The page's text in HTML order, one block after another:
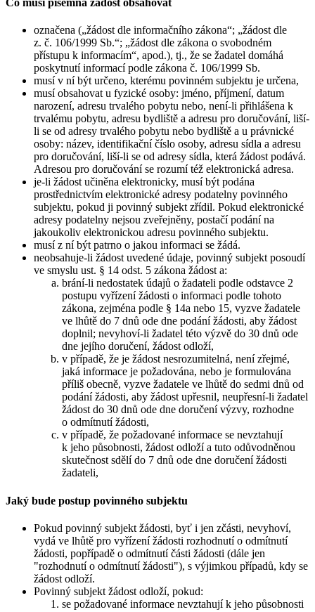
Co musí písemná žádost obsahovat
označena („žádost dle informačního zákona“; „žádost dle
z. č. 106/1999 Sb.“; „žádost dle zákona o svobodném
přístupu k informacím“, apod.), tj., že se žadatel domáhá
poskytnutí informací podle zákona č. 106/1999 Sb.
musí v ní být určeno, kterému povinném subjektu je určena,
musí obsahovat u fyzické osoby: jméno, příjmení, datum
narození, adresu trvalého pobytu nebo, není-li přihlášena k
trvalému pobytu, adresu bydliště a adresu pro doručování, liší-
li se od adresy trvalého pobytu nebo bydliště a u právnické
osoby: název, identifikační číslo osoby, adresu sídla a adresu
pro doručování, liší-li se od adresy sídla, která žádost podává.
Adresou pro doručování se rozumí též elektronická adresa.
je-li žádost učiněna elektronicky, musí být podána
prostřednictvím elektronické adresy podatelny povinného
subjektu, pokud ji povinný subjekt zřídil. Pokud elektronické
adresy podatelny nejsou zveřejněny, postačí podání na
jakoukoliv elektronickou adresu povinného subjektu.
musí z ní být patrno o jakou informaci se žádá.
neobsahuje-li žádost uvedené údaje, povinný subjekt posoudí
ve smyslu ust. § 14 odst. 5 zákona žádost a:
brání-li nedostatek údajů o žadateli podle odstavce 2
postupu vyřízení žádosti o informaci podle tohoto
zákona, zejména podle § 14a nebo 15, vyzve žadatele
ve lhůtě do 7 dnů ode dne podání žádosti, aby žádost
doplnil; nevyhoví-li žadatel této výzvě do 30 dnů ode
dne jejího doručení, žádost odloží,
v případě, že je žádost nesrozumitelná, není zřejmé,
jaká informace je požadována, nebo je formulována
příliš obecně, vyzve žadatele ve lhůtě do sedmi dnů od
podání žádosti, aby žádost upřesnil, neupřesní-li žadatel
žádost do 30 dnů ode dne doručení výzvy, rozhodne
o odmítnutí žádosti,
v případě, že požadované informace se nevztahují
k jeho působnosti, žádost odloží a tuto odůvodněnou
skutečnost sdělí do 7 dnů ode dne doručení žádosti
žadateli,
Jaký bude postup povinného subjektu
Pokud povinný subjekt žádosti, byť i jen zčásti, nevyhoví,
vydá ve lhůtě pro vyřízení žádosti rozhodnutí o odmítnutí
žádosti, popřípadě o odmítnutí části žádosti (dále jen
"rozhodnutí o odmítnutí žádosti"), s výjimkou případů, kdy se
žádost odloží.
Povinný subjekt žádost odloží, pokud:
se požadované informace nevztahují k jeho působnosti